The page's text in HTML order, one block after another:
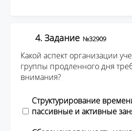
4. Задание №32909
Какой аспект организации
группы продленного дня
внимания?
Структурирование
пассивные и активные